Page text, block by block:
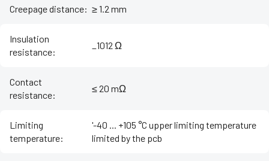
Creepage distance: ≥ 1.2 mm
Insulation
resistance:
_1012 Ω
Contact
resistance:
≤ 20 mΩ
Limiting
temperature:
'-40 ... +105 °C upper limiting temperature
limited by the pcb